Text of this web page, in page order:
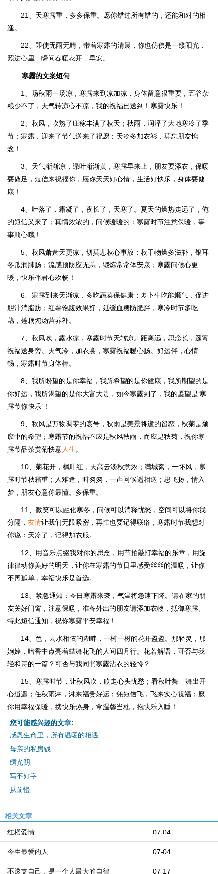
21、天寒露重，多多保重。愿你错过所有错的，还能和对的相
逢。
22、即使无雨无晴，带着寒露的清晨，你也仿佛是一缕阳光，
照进心里，瞬间春暖花开，早安。
寒露的文案短句
1、场秋雨一场凉，寒露来到凉加凉，身体留意很重要，五谷杂
粮少不了，天气转凉心不凉，我的祝福已送到！寒露快乐！
2、秋风，吹熟了庄稼丰满了秋天；秋雨，润泽了大地寒冷了季
节；寒露，迎来了节气送来了祝愿：天冷多加衣衫，莫忘朋友惦
念！
3、天气渐渐凉，绿叶渐渐黄，寒露早来上，朋友要添衣，保暖
要做足，短信来祝福你，愿你天天好心情，生活好快乐，身体要健
康！
4、叶落了，霜凝了，夜长了，天寒了。夏天的燥热走远了，俺
的短信又来了；真情浓浓的，问候暖暖的：寒露时节注意保暖，事
事顺心哦！
5、秋风萧萧天更凉，切莫悲秋心事放；秋干物燥多滋补，银耳
冬瓜润肺肠；流感预防应无恙，锻炼常常体安康；寒露问候心更
暖，快乐伴君心欢畅！
6、寒露到来天渐凉，多吃蔬菜保健康；萝卜生吃能顺气，促进
胆汁消脂肪；红薯饱腹效果好，延缓血糖防肥胖，寒冷时节多吃
藕，莲藕炖汤营养补。
7、秋风吹，露水凉，寒露时节天转凉。距离远，思念长，遥寄
祝福送身旁。天气冷，加衣裳，寒露祝福暖心肠。好运伴，心情
畅，寒露时节身体棒。
8、我所盼望的是你幸福，我所希望的是你健康，我所期望的是
你好运，我所渴望的是你大富大贵，如今寒露到了，我的愿望是‘寒
露节你快乐’！
9、秋风是万物凋零的哀号，秋雨是美景将逝的留恋，秋菊是颓
废中的希望；寒露节的祝福不应是秋风秋雨，而应是秋菊，祝你寒
露节品茶赏菊快意人生。
10、菊花开，枫叶红，天高云淡秋意浓；满城絮，一怀风，寒
露时节秋霜重；人难逢，时匆匆，一声问候遥相送；思飞扬，情入
梦，朋友心意你最懂。多保重。
11、微笑可以融化寒冬，问候可以消释忧愁，空间可以将你我
分隔， 友情让我们无限紧密，再忙也要记得联络，寒露时节我想对
你说：天冷了，记得加衣服。
12、用音乐点缀我对你的思念，用节拍敲打幸福的乐章，用旋
律律动你美好的明天，让你在寒露的节日里感受丝丝的温暖，让你
不再孤单，幸福快乐是首选。
13、紧急通知：今日寒露来袭，气温将急速下降。请在家的朋
友关好门窗，注意保暖，准备外出的朋友请添加衣物，抵御寒露。
特此短信通知，祝你寒露平安幸福！
14、色，云水相依的湖畔，一树一树的花开盈盈。那轻灵，那
婀婷，暗香中点亮着蝶舞花飞的人间四月行。花若解语，可否与我
轻和诗的一篇？可否与我同书寒露沾衣的轻怜？
15、寒露时节，让秋风吹，吹走心头忧愁；看秋叶舞，舞出开
心逍遥；任秋雨淋，淋来福贵好运；凭短信飞，飞来实心祝福；愿
你用幸福保暖，携快乐热身，拿温馨当枕，抱快乐入睡！
您可能感兴趣的文章:
感恩生命里，所有温暖的相遇
母亲的私房钱
绣光阴
写不好字
从前慢
相关文章
07-04
红楼爱情
07-04
今生最爱的人
07-17
不透支自己，是一个人最大的自律